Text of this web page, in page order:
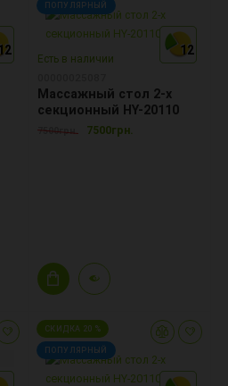
12
12
12
ПОПУЛЯРНЫЙ
Есть в наличии
Массажный стол 2-х
секционный HY-20110
7500грн. 7500грн.
СКИДКА 20 %
ПОПУЛЯРНЫЙ